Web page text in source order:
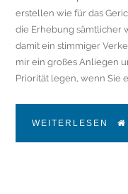
erstellen wie für das
die Erhebung sämtlicher
damit ein stimmiger
mir ein großes Anliegen
Priorität legen, wenn Sie
WEITERLESEN